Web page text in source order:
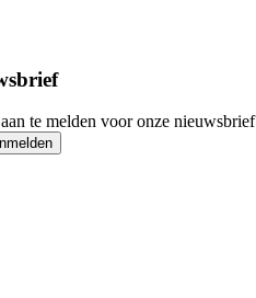
te melden voor onze nieuwsbrief